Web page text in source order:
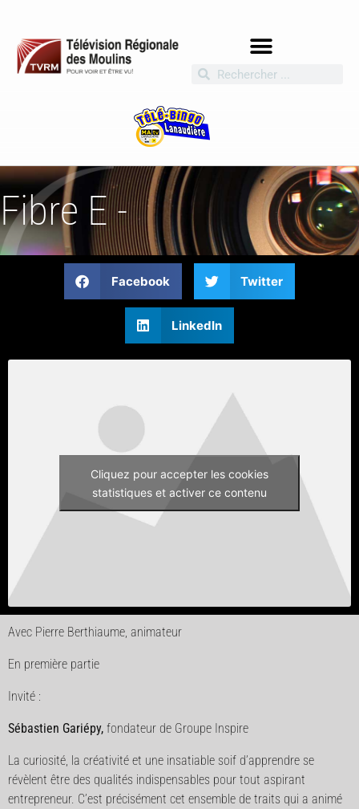
Fibre E -
Facebook Twitter
LinkedIn
Cliquez pour accepter les cookies
statistiques et activer ce contenu
Avec Pierre Berthiaume, animateur
En première partie
Invité :
Sébastien Gariépy, fondateur de Groupe Inspire
La curiosité, la créativité et une insatiable soif d’apprendre se
révèlent être des qualités indispensables pour tout aspirant
entrepreneur. C’est précisément cet ensemble de traits qui a animé